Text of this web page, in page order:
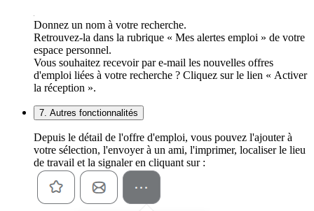
Donnez un nom à votre recherche.
Retrouvez-la dans la rubrique « Mes alertes emploi » de votre
espace personnel.
Vous souhaitez recevoir par e-mail les nouvelles offres
d'emploi liées à votre recherche ? Cliquez sur le lien « Activer
la réception ».
7. Autres fonctionnalités
Depuis le détail de l'offre d'emploi, vous pouvez l'ajouter à
votre sélection, l'envoyer à un ami, l'imprimer, localiser le lieu
de travail et la signaler en cliquant sur :